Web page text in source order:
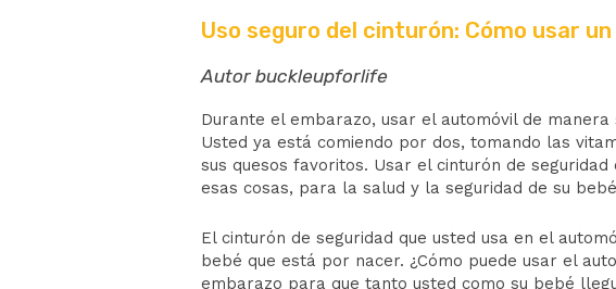
Uso seguro del cinturón: Cómo usar
Autor buckleupforlife
Durante el embarazo, usar el automóvil de manera
Usted ya está comiendo por dos, tomando las
sus quesos favoritos. Usar el cinturón de
esas cosas, para la salud y la seguridad de su
El cinturón de seguridad que usted usa en el
bebé que está por nacer. ¿Cómo puede usar el
embarazo para que tanto usted como su bebé